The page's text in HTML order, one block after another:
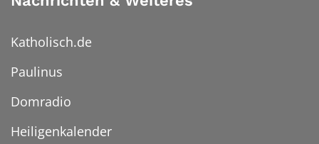
Katholisch.de
Paulinus
Domradio
Heiligenkalender